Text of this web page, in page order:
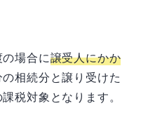
場合に譲受人にかか
相続分と譲り受けた
税対象となります。